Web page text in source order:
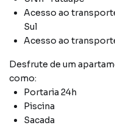
Acesso ao
Sul
Acesso ao
Desfrute de um
como:
Portaria 24h
Piscina
Sacada